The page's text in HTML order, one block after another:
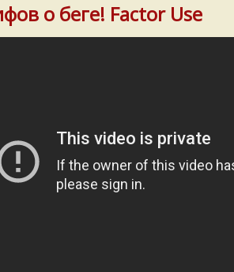
о беге! Factor Use